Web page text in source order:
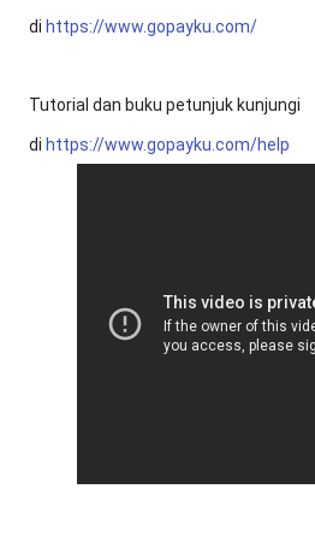
di https://www.gopayku.com/
Tutorial dan buku petunjuk kunjungi
di https://www.gopayku.com/help